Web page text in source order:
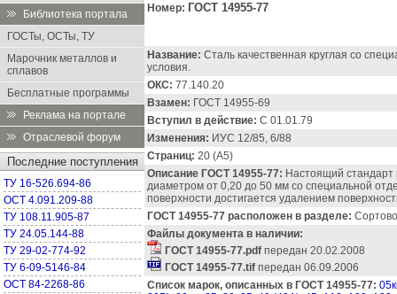
Библиотека портала
ГОСТы, ОСТы, ТУ
Марочник металлов и
сплавов
Бесплатные программы
Реклама на портале
Отраслевой форум
Последние поступления
ТУ 16-526.694-86
ОСТ 4.091.209-88
ТУ 108.11.905-87
ТУ 24.05.144-88
ТУ 29-02-774-92
ТУ 6-09-5146-84
ОСТ 84-2268-86
Номер: ГОСТ 14955-77
Название: Сталь качественная круглая со
условия.
ОКС: 77.140.20
Взамен: ГОСТ 14955-69
Вступил в действие: С 01.01.79
Изменения: ИУС 12/85, 6/88
Страниц: 20 (А5)
Описание ГОСТ 14955-77: Настоящий стандарт
диаметром от 0,20 до 50 мм со специальной
поверхности достигается удалением
ГОСТ 14955-77 расположен в разделе:
Файлы документа в наличии:
ГОСТ 14955-77.pdf передан 20.02.2008
ГОСТ 14955-77.tif передан 06.09.2006
Список марок, описанных в ГОСТ 14955-77: